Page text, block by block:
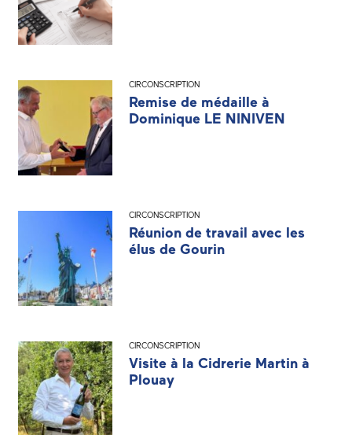
CIRCONSCRIPTION
Remise de médaille à
Dominique LE NINIVEN
CIRCONSCRIPTION
Réunion de travail avec les
élus de Gourin
CIRCONSCRIPTION
Visite à la Cidrerie Martin à
Plouay